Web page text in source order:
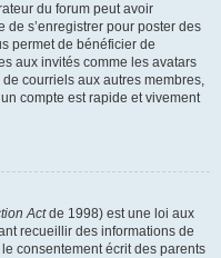
du forum peut avoir
de s’enregistrer pour poster des
permet de bénéficier de
aux invités comme les avatars
courriels aux autres membres,
compte est rapide et vivement
Actde 1998) est une loi aux
recueillir des informations de
consentement écrit des parents